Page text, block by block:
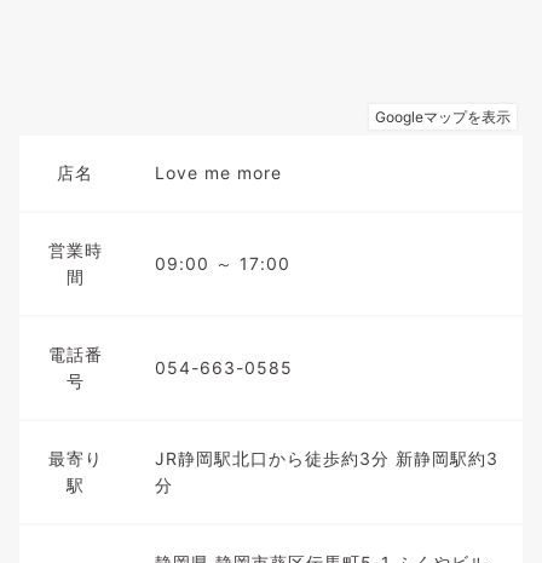
店名 Love me more
営業時
間
09:00 ～ 17:00
電話番
号
054-663-0585
最寄り
駅
JR静岡駅北口から徒歩約3分 新静岡駅約3
分